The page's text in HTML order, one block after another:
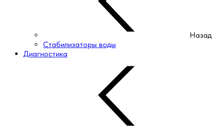
Назад
Стабилизаторы воды
Диагностика